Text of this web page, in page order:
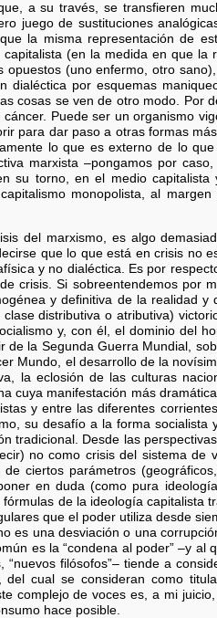
a su través, se transfieren
juego de sustituciones
la misma representación de
(en la medida en que la
(uno enfermo, otro
dialéctica por esquemas
cosas se ven de otro modo. Por
Puede ser un organismo
para dar paso a otras formas
lo que es externo de lo
marxista –pongamos por
su torno, en el medio capitalista
monopolista, al
del marxismo, es algo
que lo que está en crisis no
y no dialéctica. Es por
crisis. Si sobreentendemos por
y definitiva de la realidad y
distributiva o atributiva)
y, con él, el dominio del
la Segunda Guerra Mundial,
Mundo, el desarrollo de la
la eclosión de las culturas
cuya manifestación más
y entre las diferentes
su desafío a la forma socialista
tradicional. Desde las
no como crisis del sistema de
ciertos parámetros
en duda (como pura
de la ideología capitalista
que el poder utiliza desde
es una desviación o una
es la “condena al poder” –y al
filósofos”– tiende a
cual se consideran como
complejo de voces es, a mi
hace posible.